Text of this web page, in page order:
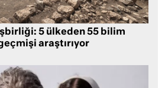
5 ülkeden 55 bilim
araştırıyor